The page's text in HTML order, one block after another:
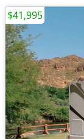
$41,995